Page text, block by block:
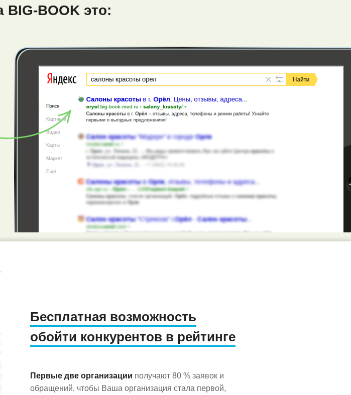
BIG-BOOK это:
Бесплатная возможность
обойти конкурентов в рейтинге
Первые две организации получают 80 % заявок и
обращений, чтобы Ваша организация стала первой,